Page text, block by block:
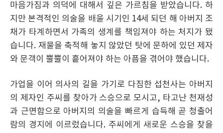
마음가짐과 의덕에 대해서 깊은 가르침을 받았습니다. 하
지만 본격적인 의술을 배울 시기인 14세 되던 해 아버지 조
채가 타계하면서 가족의 생계를 책임져야 하는 처지가 됐
습니다. 재물을 축적해 놓지 않았던 탓에 문하에 있던 제자
와 문객이 뿔뿔이 흩어져야 하는 아픔을 겪어야 했습니다.
가업을 이어 의사의 길을 가기로 다짐한 섭천사는 아버지
의 제자인 주씨를 찾아가 스승으로 모시고, 타고난 천재성
과 근면함으로 아버지의 의술을 빠르게 습득해 곧 청출어
람의 경지에 이르렀습니다. 주씨에게 새로운 스승을 찾을